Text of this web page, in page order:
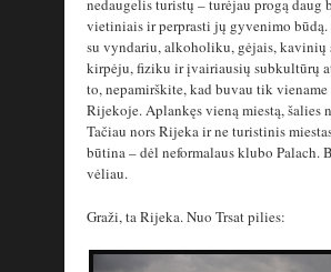
nedaugelis turistų – turėjau progą daug
vietiniais ir perprasti jų gyvenimo būdą.
su vyndariu, alkoholiku, gėjais, kavinių
kirpėju, fiziku ir įvairiausių subkultūrų
to, nepamirškite, kad buvau tik viename
Rijekoje. Aplankęs vieną miestą, šalies
Tačiau nors Rijeka ir ne turistinis
būtina – dėl neformalaus klubo Palach.
vėliau.
Graži, ta Rijeka. Nuo Trsat pilies: